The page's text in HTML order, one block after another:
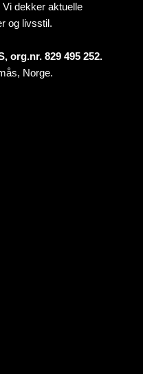
dekker aktuelle
og livsstil.
org.nr. 829 495 252.
Norge.